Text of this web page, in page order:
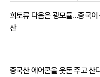
희토류 다음은 광모듈…중국이
산
중국산 에어콘을 웃돈 주고 산